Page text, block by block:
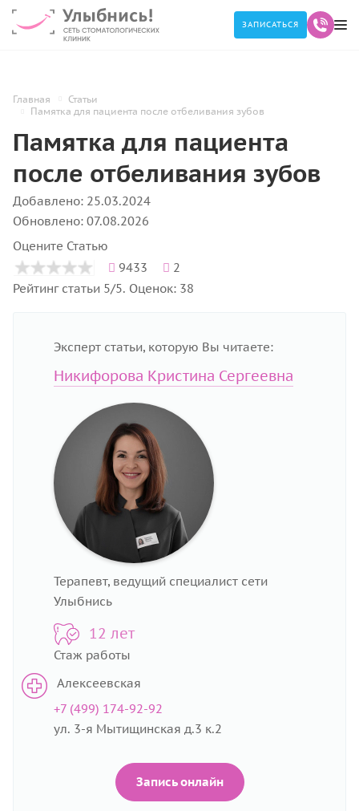
ЗАПИСАТЬСЯ
Главная
Статьи
Памятка для пациента после отбеливания зубов
Памятка для пациента
после отбеливания зубов
Добавлено: 25.03.2024
Обновлено: 07.08.2026
Оцените Статью
9433
2
Рейтинг статьи 5/5. Оценок: 38
Эксперт статьи, которую Вы читаете:
Никифорова Кристина Сергеевна
Терапевт, ведущий специалист сети
Улыбнись
12 лет
Стаж работы
Алексеевская
+7 (499) 174-92-92
ул. 3-я Мытищинская д.3 к.2
Запись онлайн